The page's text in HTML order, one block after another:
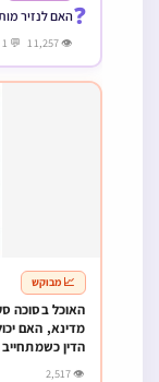
❓האם לנזיר
👁 11,257 💬 1
📈 מבוקש
האוכל בסוכה
מדינא, האם
הדין
👁 2,517